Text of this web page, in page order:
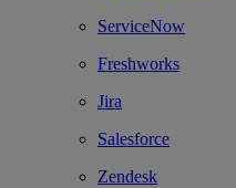
ServiceNow
Freshworks
Jira
Salesforce
Zendesk